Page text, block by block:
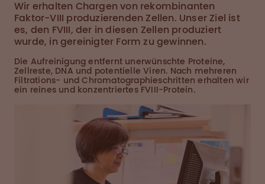
Wir erhalten Chargen von rekombinanten
Faktor-VIII produzierenden Zellen. Unser Ziel ist
es, den FVIII, der in diesen Zellen produziert
wurde, in gereinigter Form zu gewinnen.
Die Aufreinigung entfernt unerwünschte Proteine,
Zellreste, DNA und potentielle Viren. Nach mehreren
Filtrations- und Chromatographieschritten erhalten wir
ein reines und konzentriertes FVIII-Protein.